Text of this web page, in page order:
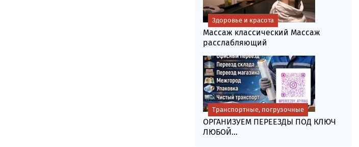
Массаж классический Массаж
расслабляющий
Здоровье и красота
ОРГАНИЗУЕМ ПЕРЕЕЗДЫ ПОД КЛЮЧ
ЛЮБОЙ...
Транспортные, погрузочные